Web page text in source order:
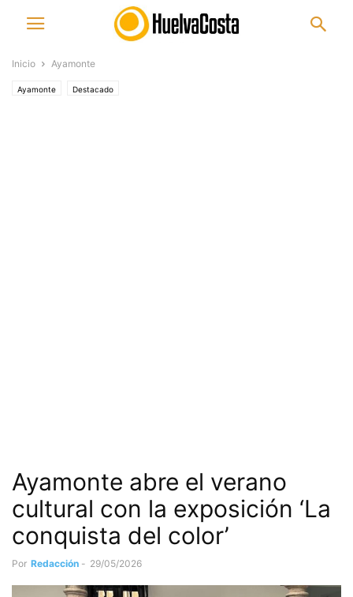
Inicio Ayamonte
Ayamonte Destacado
Ayamonte abre el verano
cultural con la exposición ‘La
conquista del color’
Por Redacción - 29/05/2026